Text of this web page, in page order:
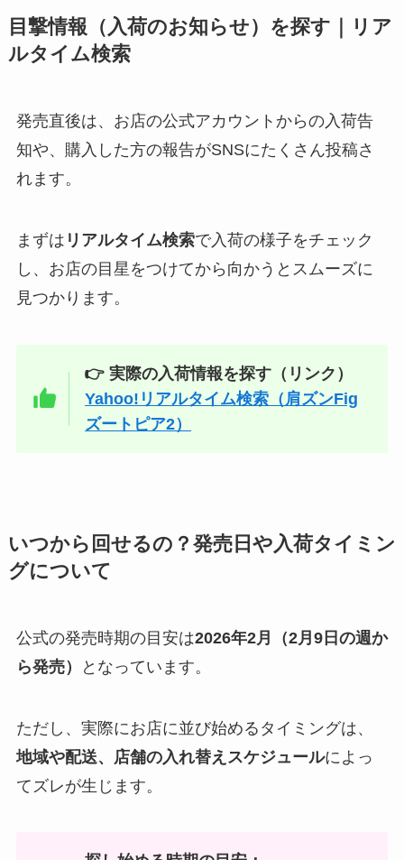
目撃情報（入荷のお知らせ）を探す｜リア
ルタイム検索
発売直後は、お店の公式アカウントからの入荷告
知や、購入した方の報告がSNSにたくさん投稿さ
れます。
まずは リアルタイム検索で入荷の様子をチェック
し、お店の目星をつけてから向かうとスムーズに
見つかります。
👉 実際の入荷情報を探す（リンク）
Yahoo!リアルタイム検索（肩ズンFig
ズートピア2）
いつから回せるの？発売日や入荷タイミン
グについて
公式の発売時期の目安は2026年2月（2月9日の週か
ら発売）
となっています。
ただし、実際にお店に並び始めるタイミングは、
地域や配送、店舗の入れ替えスケジュールによっ
てズレが生じます。